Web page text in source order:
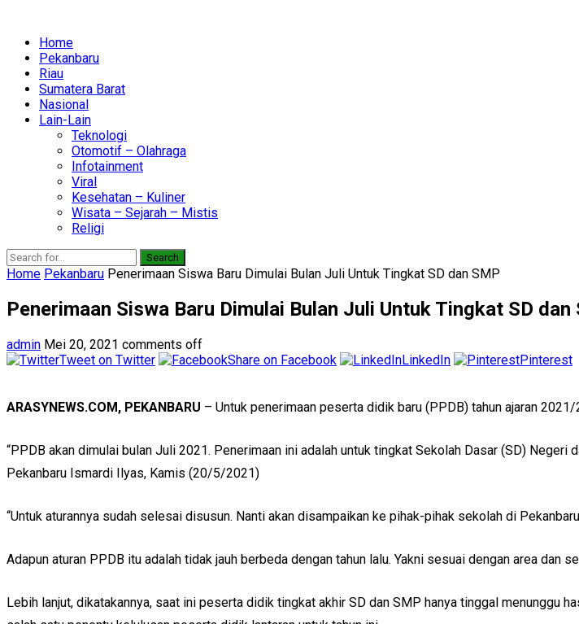
Home
Pekanbaru
Riau
Sumatera Barat
Nasional
Lain-Lain
Teknologi
Otomotif – Olahraga
Infotainment
Viral
Kesehatan – Kuliner
Wisata – Sejarah – Mistis
Religi
Search
Home Pekanbaru Penerimaan Siswa Baru Dimulai Bulan Juli Untuk Tingkat SD dan SMP
Penerimaan Siswa Baru Dimulai Bulan Juli Untuk Tingkat SD dan
admin Mei 20, 2021 comments off
Tweet on Twitter
Share on Facebook LinkedIn Pinterest
ARASYNEWS.COM, PEKANBARU – Untuk penerimaan peserta didik baru (PPDB) tahun ajaran
“PPDB akan dimulai bulan Juli 2021. Penerimaan ini adalah untuk tingkat Sekolah Dasar (SD)
Pekanbaru Ismardi Ilyas, Kamis (20/5/2021)
“Untuk aturannya sudah selesai disusun. Nanti akan disampaikan ke pihak-pihak sekolah di
Adapun aturan PPDB itu adalah tidak jauh berbeda dengan tahun lalu. Yakni sesuai dengan area dan
Lebih lanjut, dikatakannya, saat ini peserta didik tingkat akhir SD dan SMP hanya tinggal menunggu